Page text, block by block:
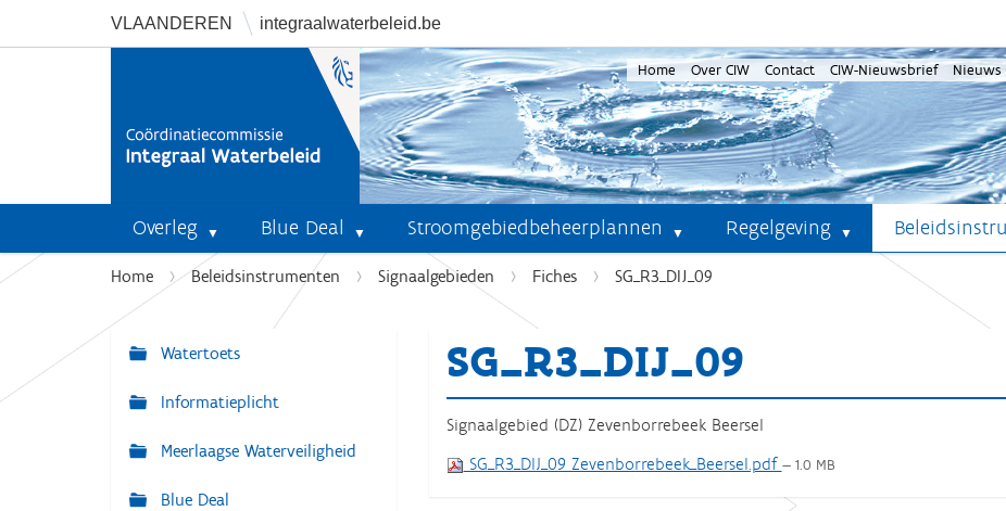
VLAANDEREN integraalwaterbeleid.be
Home Over CIW Contact CIW-Nieuwsbrief Nieuws
Overleg Blue Deal Stroomgebiedbeheerplannen Regelgeving
U
e
Home Beleidsinstrumenten Signaalgebieden Fiches SG_R3_DIJ_09
SG_R3_DIJ_09
Signaalgebied (DZ) Zevenborrebeek Beersel
SG_R3_DIJ_09 Zevenborrebeek_Beersel.pdf — 1.0 MB
N
a
i
g
Watertoets
Informatieplicht
Meerlaagse Waterveiligheid
Blue Deal